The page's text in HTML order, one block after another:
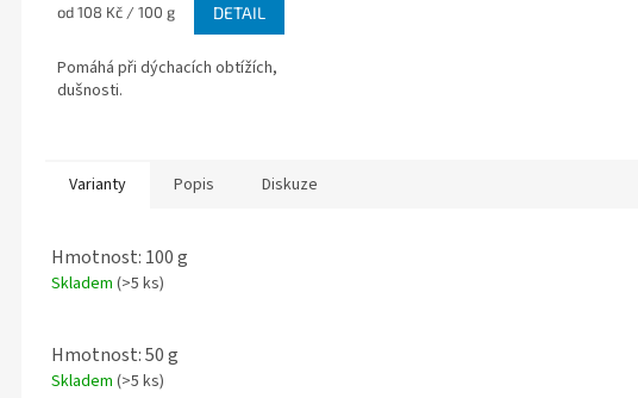
Měrná
od 108 Kč / 100 g DETAIL
Pomáhá při dýchacích obtížích,
dušnosti.
Varianty Popis Diskuze
Hmotnost: 100 g
Skladem (>5 ks)
Hmotnost: 50 g
Skladem (>5 ks)